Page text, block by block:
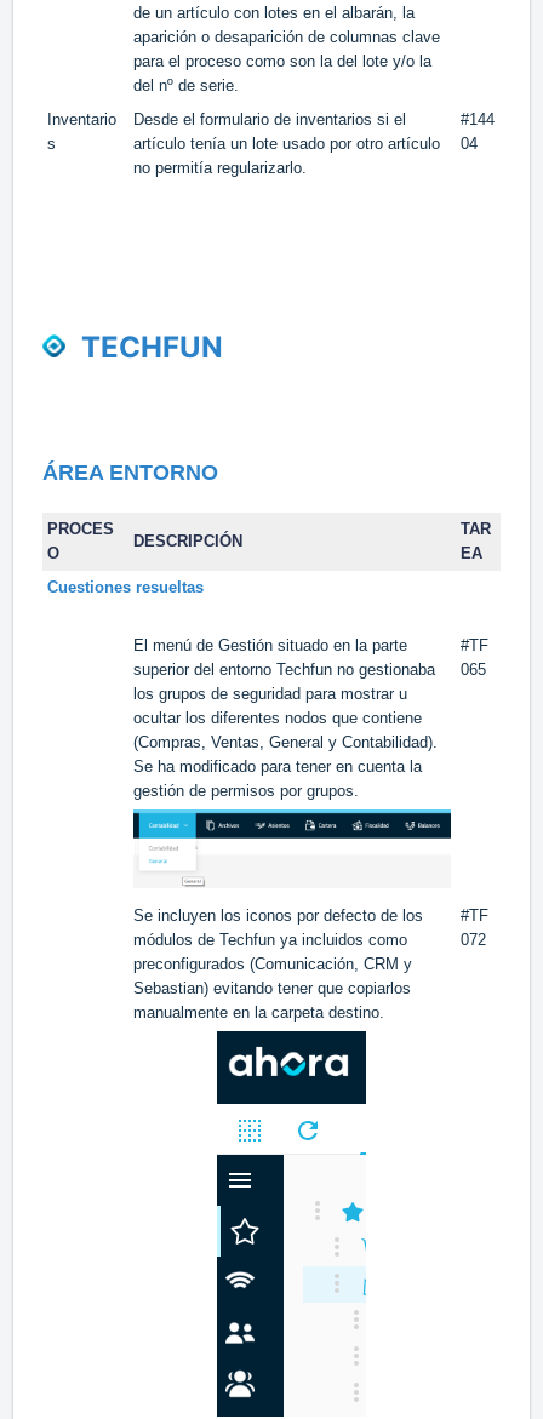
de un artículo con lotes en el albarán, la
aparición o desaparición de columnas clave
para el proceso como son la del lote y/o la
del nº de serie.
Inventario
s
Desde el formulario de inventarios si el
artículo tenía un lote usado por otro artículo
no permitía regularizarlo.
#144
04
TECHFUN
ÁREA ENTORNO
PROCES
O
DESCRIPCIÓN
TAR
EA
Cuestiones resueltas
El menú de Gestión situado en la parte
superior del entorno Techfun no gestionaba
los grupos de seguridad para mostrar u
ocultar los diferentes nodos que contiene
(Compras, Ventas, General y Contabilidad).
Se ha modificado para tener en cuenta la
gestión de permisos por grupos.
#TF
065
Se incluyen los iconos por defecto de los
módulos de Techfun ya incluidos como
preconfigurados (Comunicación, CRM y
Sebastian) evitando tener que copiarlos
manualmente en la carpeta destino.
#TF
072